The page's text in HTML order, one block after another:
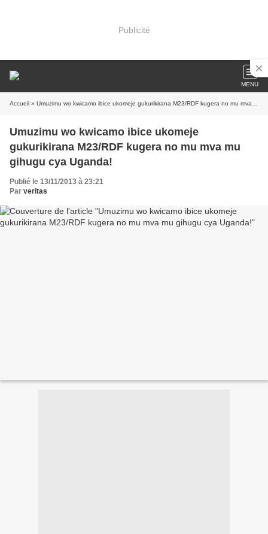
Publicité
MENU
Accueil » Umuzimu wo kwicamo ibice ukomeje gukurikirana M23/RDF kugera no mu mva mu gihugu cya Uganda!
Umuzimu wo kwicamo ibice ukomeje
gukurikirana M23/RDF kugera no mu mva mu
gihugu cya Uganda!
Publié le 13/11/2013 à 23:21
Par veritas